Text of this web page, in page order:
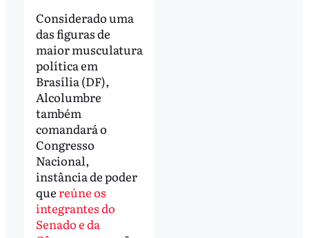
Considerado uma
das figuras de
maior musculatura
política em
Brasília (DF),
Alcolumbre
também
comandará o
Congresso
Nacional,
instância de poder
que reúne os
integrantes do
Senado e da